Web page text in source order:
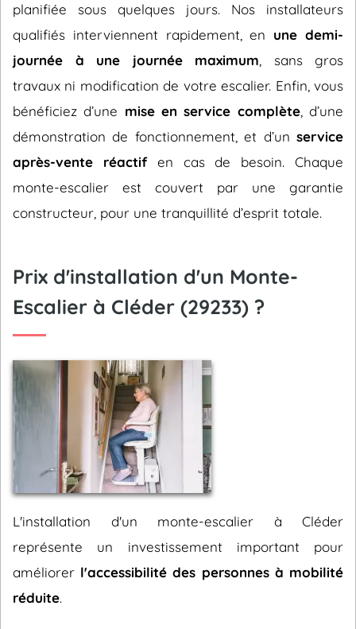
planifiée sous quelques jours. Nos installateurs
qualifiés interviennent rapidement, en une demi-
journée à une journée maximum , sans gros
travaux ni modification de votre escalier. Enfin, vous
bénéficiez d’une mise en service complète, d’une
démonstration de fonctionnement, et d’un service
après-vente réactifen cas de besoin. Chaque
monte-escalier est couvert par une garantie
constructeur, pour une tranquillité d’esprit totale.
Prix d'installation d'un Monte-
Escalier à Cléder (29233) ?
L'installation d'un monte-escalier à Cléder
représente un investissement important pour
améliorer l'accessibilité des personnes à mobilité
réduite.